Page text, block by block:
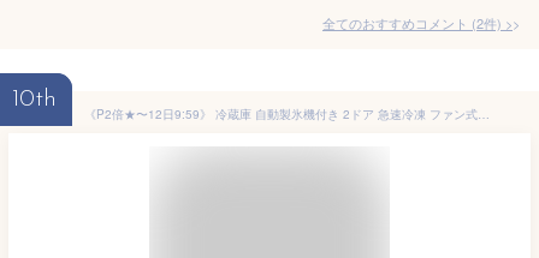
全てのおすすめコメント (2件) >
10th
《P2倍★〜12日9:59》 冷蔵庫 自動製氷機付き 2ドア 急速冷凍 ファン式 右開き 霜取り不要 大型 スリム 大容量 省エネ 節電 301L ホワイト ブラック IRSN-I30A 【HS】